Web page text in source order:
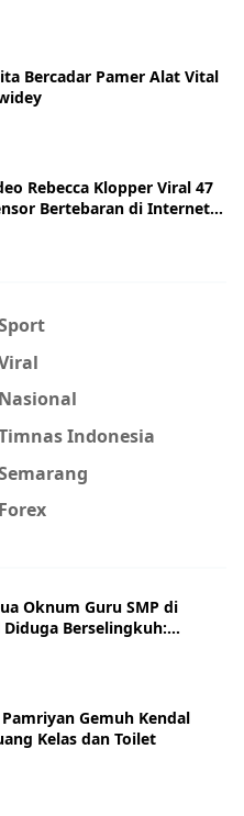
Phising!
Bercadar Pamer Alat Vital
Rebecca Klopper Viral 47
Bertebaran di Internet,
Nasional
Indonesia
Forex
Oknum Guru SMP di
Berselingkuh:
hingga Sanksi
Gemuh Kendal
Kelas dan Toilet